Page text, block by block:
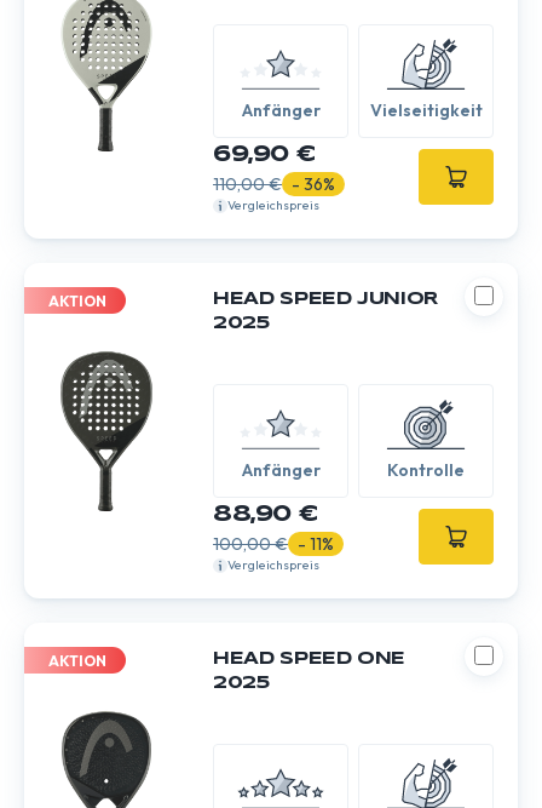
Anfänger Vielseitigkeit
69,90 €
110,00 € - 36%
Vergleichspreis
AKTION
HEAD SPEED JUNIOR
2025
Anfänger Kontrolle
88,90 €
100,00 € - 11%
Vergleichspreis
AKTION
HEAD SPEED ONE
2025